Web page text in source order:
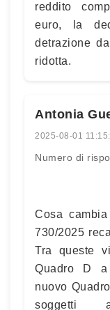
reddito
euro, la
detrazione
ridotta.
Antonia
2025-08-01
Numero di
Cosa
730/2025
Tra queste
Quadro D a
nuovo
soggetti